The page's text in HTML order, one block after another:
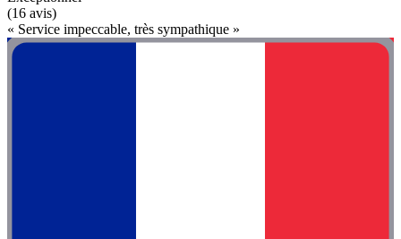
(16 avis)
« Service impeccable, très sympathique »